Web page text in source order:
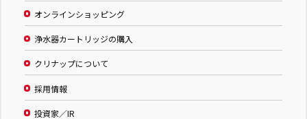
オンラインショッピング
浄水器カートリッジの購入
クリナップについて
採用情報
投資家／IR